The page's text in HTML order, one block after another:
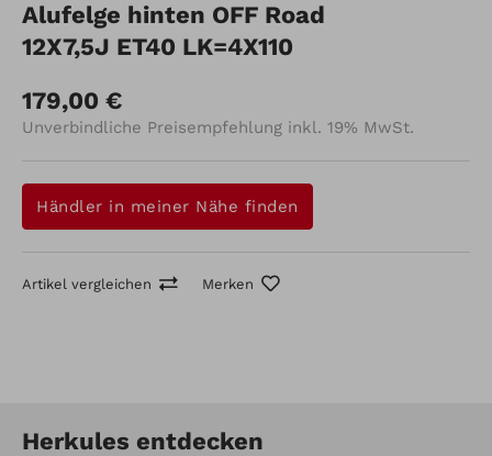
Alufelge hinten OFF Road
12X7,5J ET40 LK=4X110
179,00 €
Unverbindliche Preisempfehlung inkl. 19% MwSt.
Händler in meiner Nähe finden
Artikel vergleichen Merken
Alufelge hinten OFF Road
Herkules entdecken